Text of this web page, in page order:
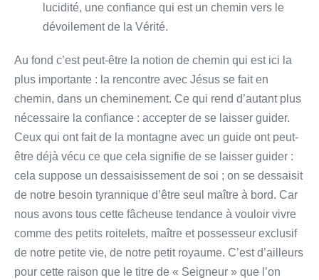
lucidité, une confiance qui est un chemin vers le
dévoilement de la Vérité.
Au fond c’est peut-être la notion de chemin qui est ici la
plus importante : la rencontre avec Jésus se fait en
chemin, dans un cheminement. Ce qui rend d’autant plus
nécessaire la confiance : accepter de se laisser guider.
Ceux qui ont fait de la montagne avec un guide ont peut-
être déjà vécu ce que cela signifie de se laisser guider :
cela suppose un dessaisissement de soi ; on se dessaisit
de notre besoin tyrannique d’être seul maître à bord. Car
nous avons tous cette fâcheuse tendance à vouloir vivre
comme des petits roitelets, maître et possesseur exclusif
de notre petite vie, de notre petit royaume. C’est d’ailleurs
pour cette raison que le titre de « Seigneur » que l’on